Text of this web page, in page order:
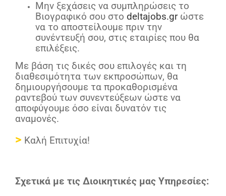
Μην ξεχάσεις να συμπληρώσεις το
Βιογραφικό σου στο deltajobs.grώστε
να το αποστείλουμε πριν την
συνέντευξή σου, στις εταιρίες που θα
επιλέξεις.
Με βάση τις δικές σου επιλογές και τη
διαθεσιμότητα των εκπροσώπων, θα
δημιουργήσουμε τα προκαθορισμένα
ραντεβού των συνεντεύξεων ώστε να
αποφύγουμε όσο είναι δυνατόν τις
αναμονές.
> Καλή Επιτυχία!
Σχετικά με τις Διοικητικές μας Υπηρεσίες: